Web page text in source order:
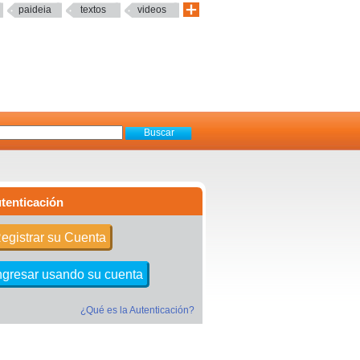
paideia textos videos
su Cuenta
usando su cuenta
¿Qué es la Autenticación?